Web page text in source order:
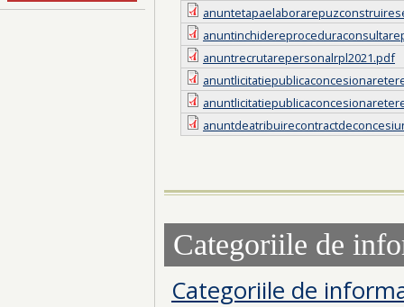
anuntrecrutarepersonalrpl2021.pdf
Categoriile de
Categoriile de